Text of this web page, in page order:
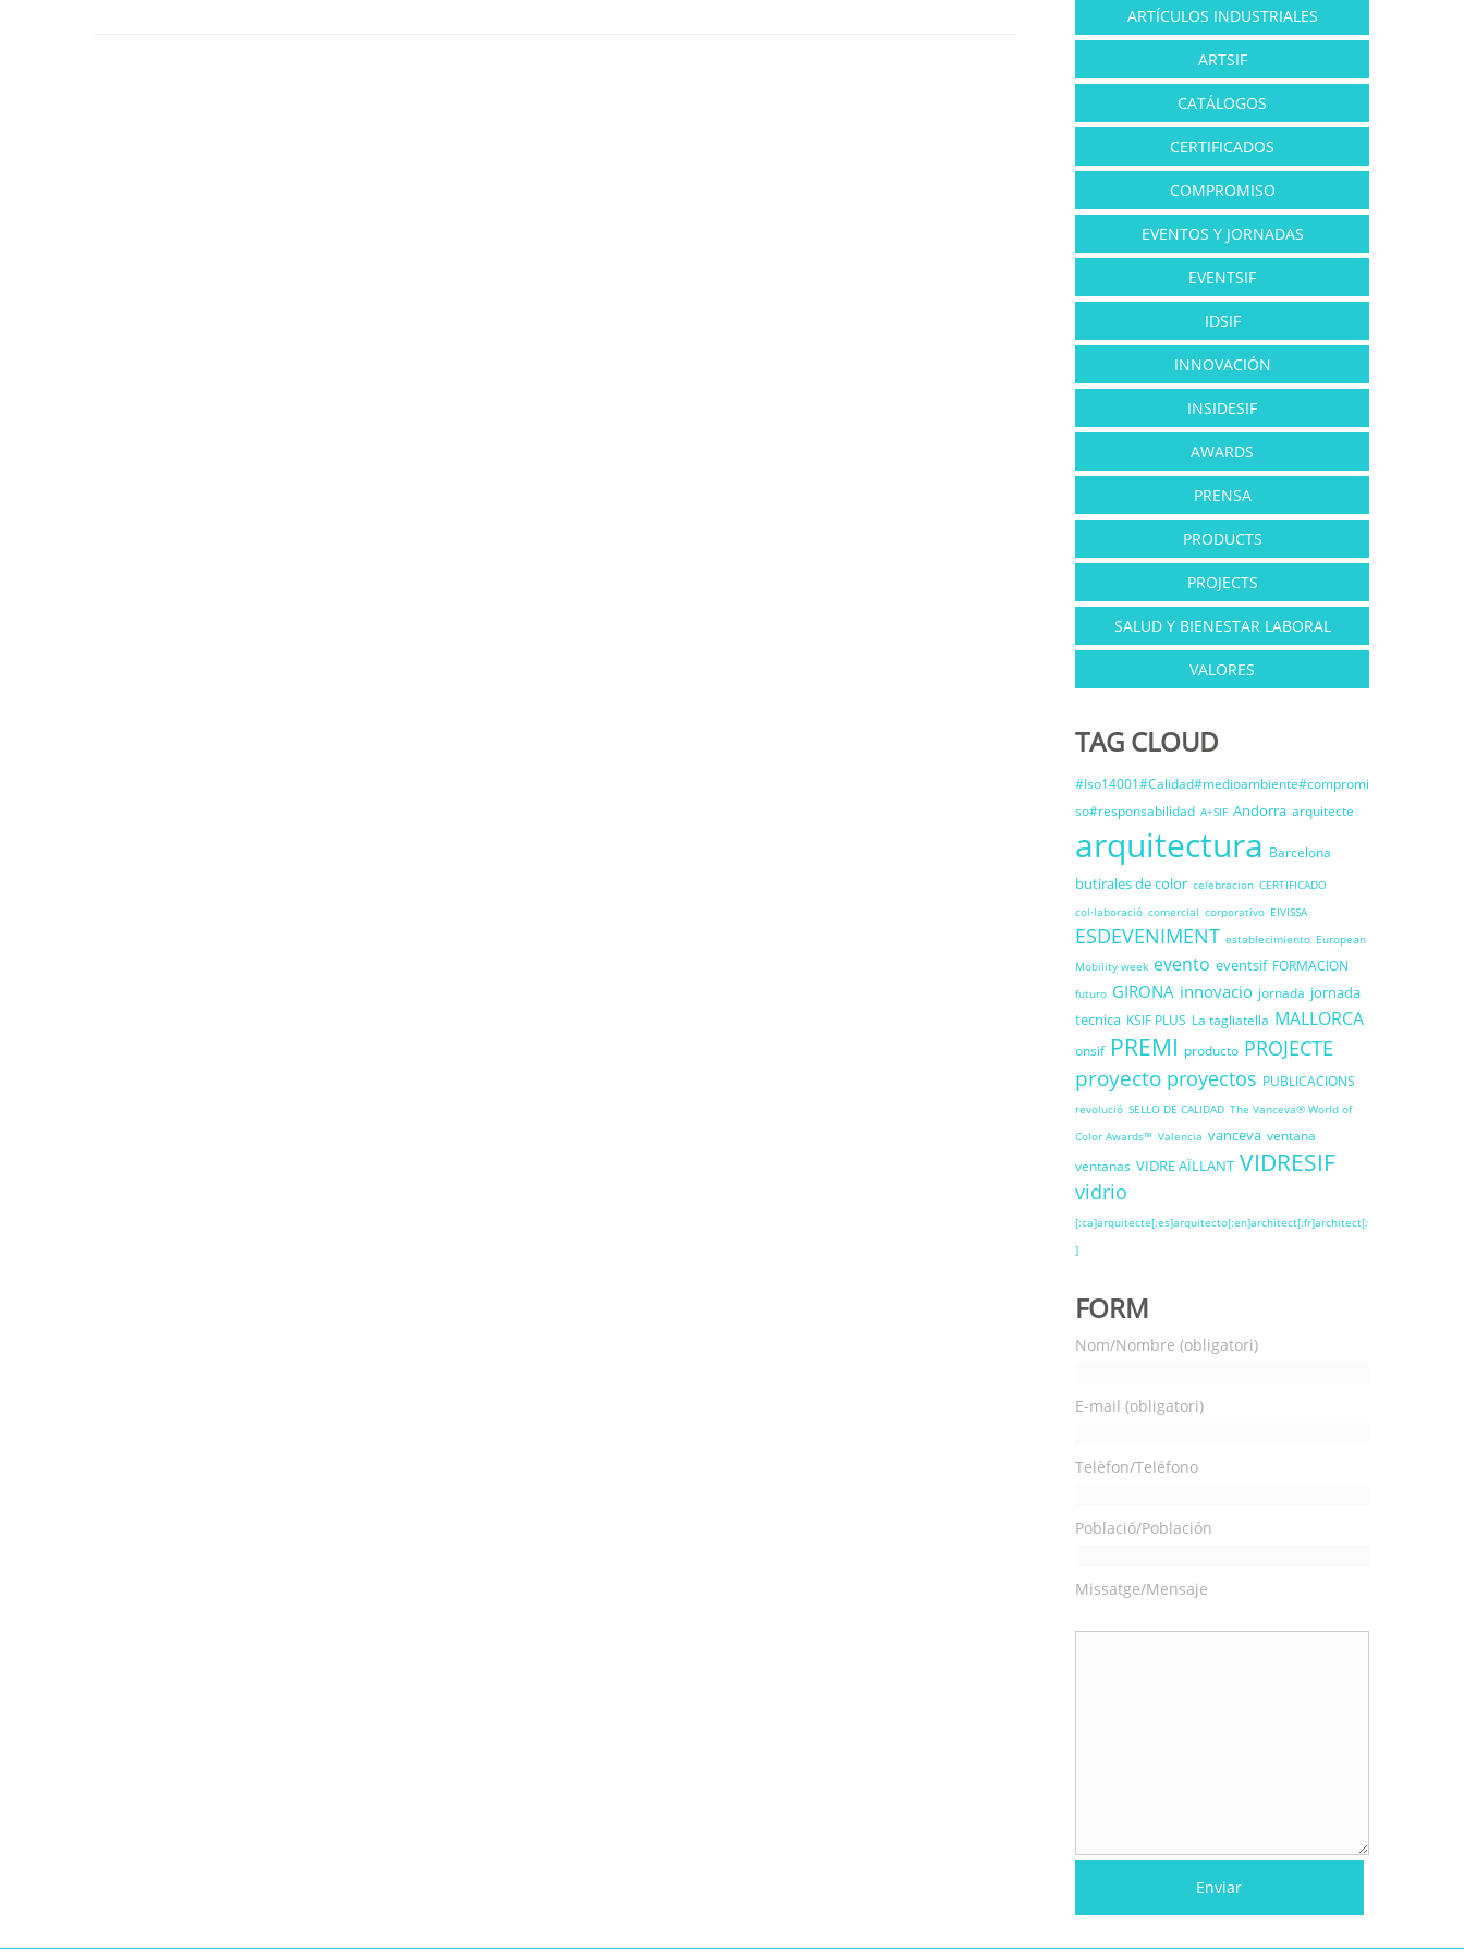
ARTÍCULOS INDUSTRIALES
ARTSIF
CATÁLOGOS
CERTIFICADOS
COMPROMISO
EVENTOS Y JORNADAS
EVENTSIF
IDSIF
INNOVACIÓN
INSIDESIF
AWARDS
PRENSA
PRODUCTS
PROJECTS
SALUD Y BIENESTAR LABORAL
VALORES
TAG CLOUD
#Iso14001#Calidad#medioambiente#compromi
so#responsabilidad A+SIF Andorra arquitecte
arquitectura Barcelona
butirales de color celebracion CERTIFICADO
col·laboració comercial corporativo EIVISSA
ESDEVENIMENT establecimiento European
Mobility week evento eventsif FORMACION
futuro GIRONA innovacio jornada jornada
tecnica KSIF PLUS La tagliatella MALLORCA
onsif PREMI producto PROJECTE
proyecto proyectos PUBLICACIONS
revolució SELLO DE CALIDAD The Vanceva® World of
Color Awards™ Valencia vanceva ventana
ventanas VIDRE AÏLLANT VIDRESIF
vidrio
[:ca]arquitecte[:es]arquitecto[:en]architect[:fr]architect[:
]
FORM
Nom/Nombre (obligatori)
E-mail (obligatori)
Telèfon/Teléfono
Població/Población
Missatge/Mensaje